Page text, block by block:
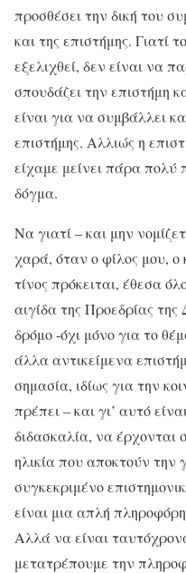
προσθέσει την δική του
και της επιστήμης. Γιατί
εξελιχθεί, δεν είναι να
σπουδάζει την επιστήμη
είναι για να συμβάλλει
επιστήμης. Αλλιώς η
είχαμε μείνει πάρα πολύ
δόγμα.
Να γιατί – και μην
χαρά, όταν ο φίλος μου, ο
τίνος πρόκειται, έθεσα
αιγίδα της Προεδρίας της
δρόμο -όχι μόνο για το
άλλα αντικείμενα
σημασία, ιδίως για την
πρέπει – και γι’ αυτό
διδασκαλία, να έρχονται
ηλικία που αποκτούν την
συγκεκριμένο
είναι μια απλή
Αλλά να είναι
μετατρέπουμε την